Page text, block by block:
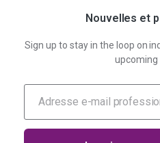
Nouvelles et
Sign up to stay in the loop on
upcoming